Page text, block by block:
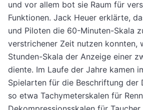
und vor allem bot sie Raum für
Funktionen. Jack Heuer erklärte,
und Piloten die 60-Minuten-Skala
verstrichener Zeit nutzen konnten,
Stunden-Skala der Anzeige einer
diente. Im Laufe der Jahre kamen
Spielarten für die Beschriftung der
so etwa Tachymeterskalen für